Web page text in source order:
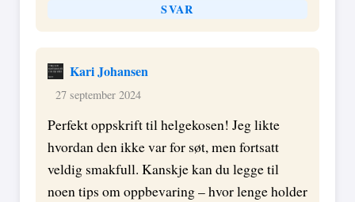
SVAR
Kari Johansen
27 september 2024
Perfekt oppskrift til helgekosen! Jeg likte
hvordan den ikke var for søt, men fortsatt
veldig smakfull. Kanskje kan du legge til
noen tips om oppbevaring – hvor lenge holder